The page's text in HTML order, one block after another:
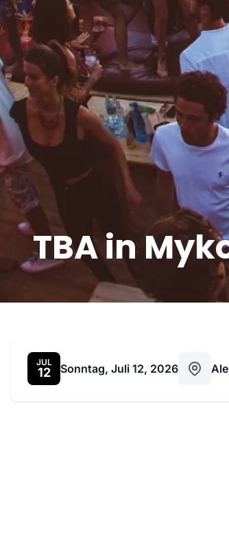
TBA in
JUL
12 Sonntag, Juli 12, 2026